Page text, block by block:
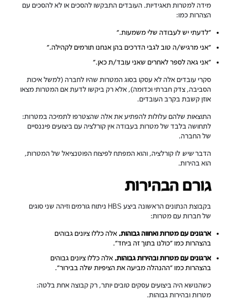
מידה למטרות תאגידיות. העובדים התבקשו להסכים או לא להסכים עם
הצהרות כמו:
"לדעתי יש לעבודה שלי משמעות."
"אני מרגיש/ה טוב לגבי הדרכים בהן אנחנו תורמים לקהילה."
"אני גאה לספר לאחרים שאני עובד/ת כאן."
סקרי עובדים אלה לא עסקו בסוג המטרות שהיו לחברה (למשל איכות
הסביבה, צדק חברתי וכדומה), אלא רק ביקשו לדעת אם המטרות מצאו
אוזן קשבת בקרב העובדים.
התוצאות שלהם עלולות להפתיע את אלה שהצטרפו לתמיכה במטרות:
לתחושה בלבד של מטרות בעבודה אין קורלציה עם ביצועים פיננסיים
של החברה.
הדברשיש לו קורלציה, והוא המפתח לפיצוח הפוטנציאל של המטרות,
הוא בהירות.
גורם הבהירות
בקבוצת הנתונים הראשונה ביצע HBS ניתוח גורמים וזיהה שני סוגים
של חברות עם מטרות:
ארגונים עם מטרות ואחווה גבוהות. אלה כללו ציונים גבוהים
בהצהרות כמו "כולנו בתוך זה ביחד".
ארגונים עם מטרות ובהירות גבוהות. אלה כללו ציונים גבוהים
בהצהרות כמו "ההנהלה מביעה את הציפיות שלה בבירור".
כשהנושא היה ביצועים עסקים טובים יותר, רק קבוצה אחת בלטה:
מטרות ובהירות גבוהות.